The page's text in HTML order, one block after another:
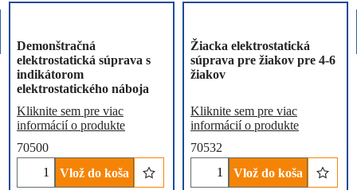
Demonštračná
elektrostatická súprava s
indikátorom
elektrostatického náboja
Kliknite sem pre viac
informácií o produkte
70500
Vlož do koša
Žiacka elektrostatická
súprava pre žiakov pre 4-6
žiakov
Kliknite sem pre viac
informácií o produkte
70532
Vlož do koša